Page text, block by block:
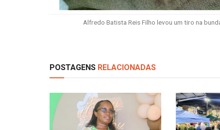
Alfredo Batista Reis Filho levou um tiro na
POSTAGENS RELACIONADAS